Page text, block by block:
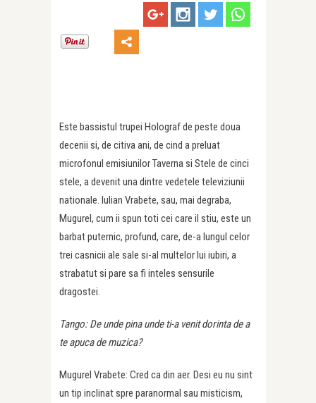
Este bassistul trupei Holograf de peste doua
decenii si, de citiva ani, de cind a preluat
microfonul emisiunilor Taverna si Stele de cinci
stele, a devenit una dintre vedetele televiziunii
nationale. Iulian Vrabete, sau, mai degraba,
Mugurel, cum ii spun toti cei care il stiu, este un
barbat puternic, profund, care, de-a lungul celor
trei casnicii ale sale si-al multelor lui iubiri, a
strabatut si pare sa fi inteles sensurile
dragostei.
Tango: De unde pina unde ti-a venit dorinta de a
te apuca de muzica?
Mugurel Vrabete: Cred ca din aer. Desi eu nu sint
un tip inclinat spre paranormal sau misticism,